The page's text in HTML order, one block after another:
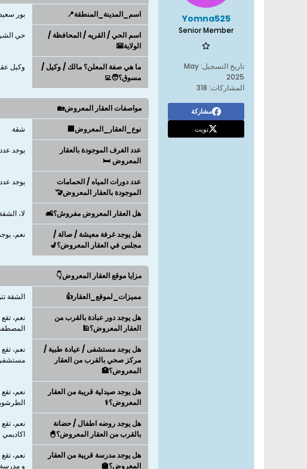
Yomna525
Senior Member
تاريخ التسجيل: May
2025
المشاركات: 318
مشاركة
تويت
اسم_المدينة_المنطقة📍 بور
اسم الحي / القريه / المحافظة /
الولاية🌇
حي
ما هي صفة المعلن؟ مالك / وكيل /
مسوق؟🧑‍💻
وكيل
مواصفات العقار المعروض🏡
نوع_العقار_المعروض🏢 شقة
عدد الغرف الموجودة بالعقار
المعروض 🛏️
يوجد عدد 3 غرف بالشقة
عدد دورات المياه / الحمامات
الموجودة بالعقار المعروض🚾
يوجد عدد 1 حمام بالشقة
هل العقار المعروض مفروش؟🛋️ لا،
هل يوجد غرفة معيشة / صالة /
مجلس في العقار المعروض؟💺
نعم،
مزايا موقع العقار المعروض👇
مميزات_لموقع_العقار👍 الشقة
هل يوجد دور عبادة بالقرب من
العقار المعروض؟🕌
نعم،
هل يوجد مستشفى / عيادة طبية /
مركز صحي بالقرب من العقار
المعروض؟🏥
نعم،
مستشفى
هل يوجد صيدلية قريبة من العقار
المعروض؟⚕️
نعم،
هل يوجد روضه اطفال / حضانة
بالقرب من العقار المعروض؟🐣
اكاديمي
هل يوجد مدرسة قريبة من العقار
المعروض؟🏫
نعم،
و مدرسة